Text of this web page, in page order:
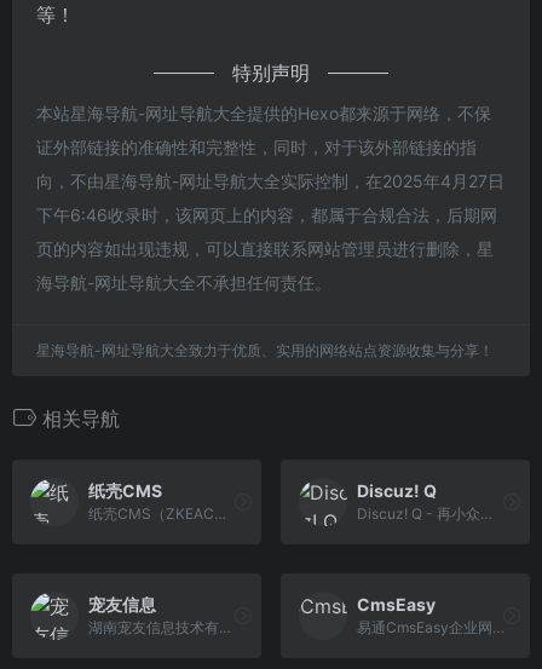
等！
特别声明
本站星海导航-网址导航大全提供的Hexo都来源于网络，不保
证外部链接的准确性和完整性，同时，对于该外部链接的指
向，不由星海导航-网址导航大全实际控制，在2025年4月27日
下午6:46收录时，该网页上的内容，都属于合规合法，后期网
页的内容如出现违规，可以直接联系网站管理员进行删除，星
海导航-网址导航大全不承担任何责任。
星海导航-网址导航大全致力于优质、实用的网络站点资源收集与分享！
相关导航
纸壳CMS
纸壳CMS（ZKEACMS）是ZKEASOFT自主研发的，开源的建站系统，您可以直接使用它来做为您的企业网站，门户网站或者个人网站，博客，或用它做二次定制开发以满足您特 定的需求。
Discuz! Q
Discuz! Q - 再小众，也有圈子 - 开源的PHP内容付费轻社区
宠友信息
湖南宠友信息技术有限公司是一家专注社区交友类产品、企业即时通信软件开发，为企业提供即时通信工具、垂直类内容圈子，自主研发的业界知名友猫产品拥有广大的企 业用户群体" itemprop="description
CmsEasy
易通CmsEasy企业网站管理系统，建站系统cms网站模板下载，公司网站、企业网站模板、网站后台系统模板、免费网站模板、付费服务模板等，前台生成html符合cmsSEO优 化。11年建站公司老品牌值得信赖的cms！